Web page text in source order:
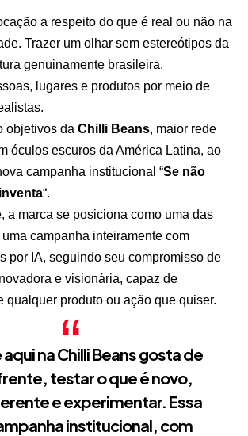
a respeito do que é real ou não na
Trazer um olhar sem estereótipos da
genuinamente brasileira.
lugares e produtos por meio de
objetivos da Chilli Beans, maior rede
óculos escuros da América Latina, ao
campanha institucional “Se não
“.
a marca se posiciona como uma das
campanha inteiramente com
por IA, seguindo seu compromisso de
e visionária, capaz de
qualquer produto ou ação que quiser.
aqui na Chilli Beans gosta de
testar o que é novo,
e experimentar. Essa
institucional, com